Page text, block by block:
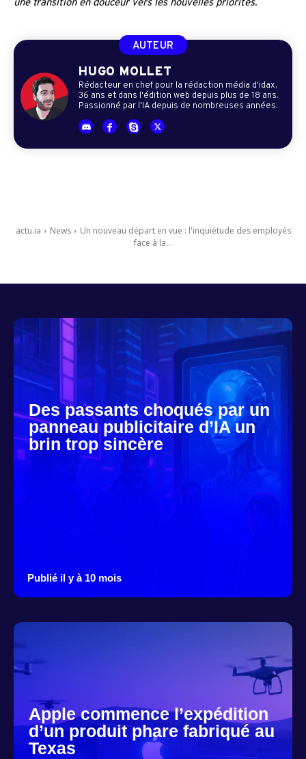
une transition en douceur vers les nouvelles priorités.
AUTEUR
HUGO MOLLET
Rédacteur en chef pour la rédaction média d'idax,
36 ans et dans l'édition web depuis plus de 18 ans.
Passionné par l'IA depuis de nombreuses années.
actu.ia News
Un nouveau départ en vue : l'inquiétude des employés
face à la...
Des passants choqués par un
panneau publicitaire d’IA un
brin trop sincère
Publié il y à 10 mois
Apple commence l’expédition
d’un produit phare fabriqué au
Texas